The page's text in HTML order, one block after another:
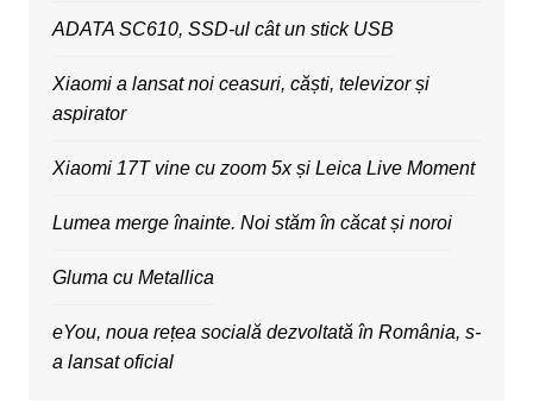
ADATA SC610, SSD-ul cât un stick USB
Xiaomi a lansat noi ceasuri, căști, televizor și
aspirator
Xiaomi 17T vine cu zoom 5x și Leica Live Moment
Lumea merge înainte. Noi stăm în căcat și noroi
Gluma cu Metallica
eYou, noua rețea socială dezvoltată în România, s-
a lansat oficial